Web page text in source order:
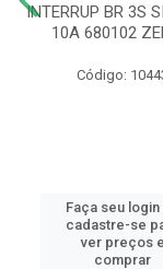
INTERRUP BR 3S
10A 680102
Código:
Faça seu login
cadastre-se
ver preços e
comprar